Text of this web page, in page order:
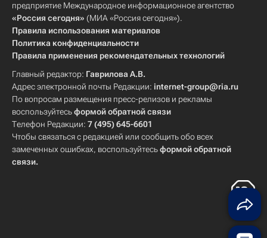
предприятие Международное информационное агентство
«Россия сегодня» (МИА «Россия сегодня»).
Правила использования материалов
Политика конфиденциальности
Правила применения рекомендательных технологий
Главный редактор: Гаврилова А.В.
Адрес электронной почты Редакции: internet-group@ria.ru
По вопросам размещения пресс-релизов и рекламы
воспользуйтесьформой обратной связи
Телефон Редакции: 7 (495) 645-6601
Чтобы связаться с редакцией или сообщить обо всех
замеченных ошибках, воспользуйтесьформой обратной
связи.